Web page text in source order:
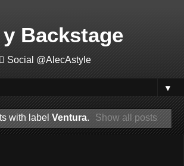
Backstage
Social @AlecAstyle
▼
with label Ventura. Show all posts